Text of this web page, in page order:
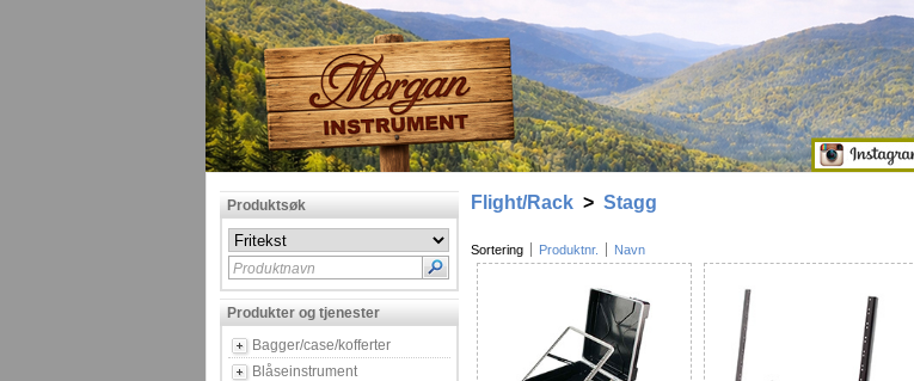
Produktsøk
Produktnavn
Produkter og tjenester
Bagger/case/kofferter
Blåseinstrument
Flight/Rack > Stagg
Sortering Produktnr. Navn